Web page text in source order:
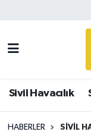
Sivil Havacılık
HABERLER SIVIL